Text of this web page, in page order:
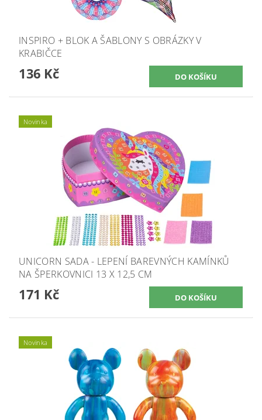
INSPIRO + BLOK A ŠABLONY S OBRÁZKY V
KRABIČCE
136 Kč
Novinka
UNICORN SADA - LEPENÍ BAREVNÝCH KAMÍNKŮ
NA ŠPERKOVNICI 13 X 12,5 CM
171 Kč
Novinka